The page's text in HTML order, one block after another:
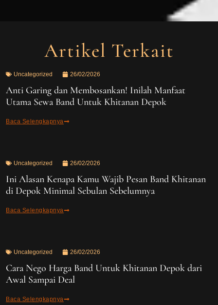
Artikel Terkait
Uncategorized 26/02/2026
Anti Garing dan Membosankan! Inilah Manfaat
Utama Sewa Band Untuk Khitanan Depok
Baca Selengkapnya
Uncategorized 26/02/2026
Ini Alasan Kenapa Kamu Wajib Pesan Band Khitanan
di Depok Minimal Sebulan Sebelumnya
Baca Selengkapnya
Uncategorized 26/02/2026
Cara Nego Harga Band Untuk Khitanan Depok dari
Awal Sampai Deal
Baca Selengkapnya